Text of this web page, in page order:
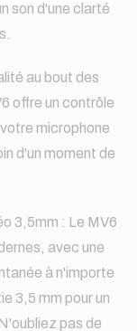
son d'une clarté
au bout des
offre un contrôle
microphone
d'un moment de
3,5mm : Le MV6
avec une
à n'importe
3,5 mm pour un
pas de